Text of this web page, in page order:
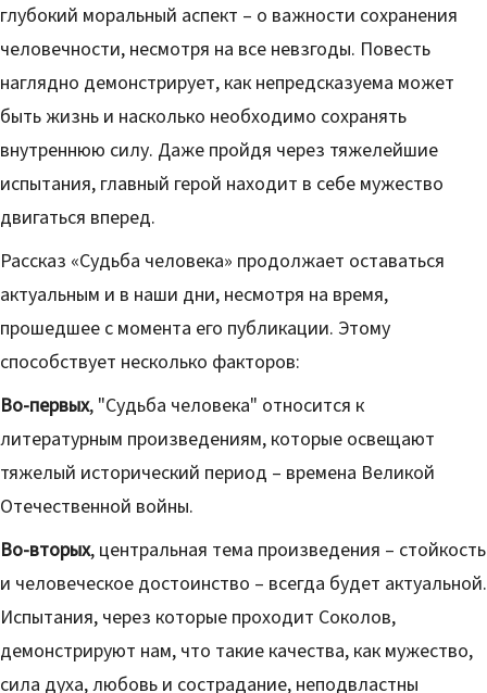
глубокий моральный аспект – о важности сохранения
человечности, несмотря на все невзгоды. Повесть
наглядно демонстрирует, как непредсказуема может
быть жизнь и насколько необходимо сохранять
внутреннюю силу. Даже пройдя через тяжелейшие
испытания, главный герой находит в себе мужество
двигаться вперед.
Рассказ «Судьба человека» продолжает оставаться
актуальным и в наши дни, несмотря на время,
прошедшее с момента его публикации. Этому
способствует несколько факторов:
Во-первых, "Судьба человека" относится к
литературным произведениям, которые освещают
тяжелый исторический период – времена Великой
Отечественной войны.
Во-вторых, центральная тема произведения – стойкость
и человеческое достоинство – всегда будет актуальной.
Испытания, через которые проходит Соколов,
демонстрируют нам, что такие качества, как мужество,
сила духа, любовь и сострадание, неподвластны